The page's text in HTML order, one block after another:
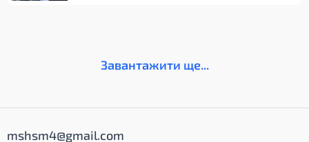
Завантажити ще...
mshsm4@gmail.com